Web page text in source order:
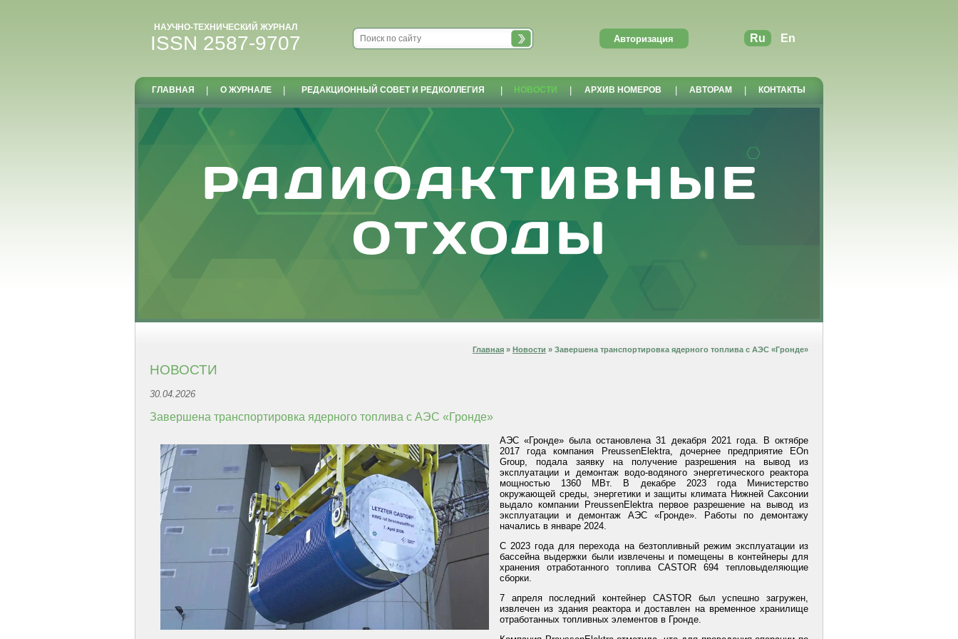
НАУЧНО-ТЕХНИЧЕСКИЙ ЖУРНАЛ
ISSN 2587-9707 Ru En
ГЛАВНАЯ О ЖУРНАЛЕ РЕДАКЦИОННЫЙ СОВЕТ И РЕДКОЛЛЕГИЯ НОВОСТИ АРХИВ НОМЕРОВ АВТОРАМ КОНТАКТЫ
Главная » Новости » Завершена транспортировка ядерного топлива c АЭС «Гронде»
НОВОСТИ
30.04.2026
Завершена транспортировка ядерного топлива c АЭС «Гронде»
АЭС «Гронде» была остановлена 31 декабря 2021 года. В октябре
2017 года компания PreussenElektra, дочернее предприятие EOn
Group, подала заявку на получение разрешения на вывод из
эксплуатации и демонтаж водо-водяного энергетического реактора
мощностью 1360 МВт. В декабре 2023 года Министерство
окружающей среды, энергетики и защиты климата Нижней Саксонии
выдало компании PreussenElektra первое разрешение на вывод из
эксплуатации и демонтаж АЭС «Гронде». Работы по демонтажу
начались в январе 2024.
С 2023 года для перехода на безтопливный режим эксплуатации из
бассейна выдержки были извлечены и помещены в контейнеры для
хранения отработанного топлива CASTOR 694 тепловыделяющие
сборки.
7 апреля последний контейнер CASTOR был успешно загружен,
извлечен из здания реактора и доставлен на временное хранилище
отработанных топливных элементов в Гронде.